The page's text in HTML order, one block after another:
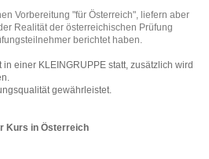
Vorbereitung "für Österreich", liefern aber
Realität der österreichischen Prüfung
berichtet haben.
einer KLEINGRUPPE statt, zusätzlich wird
gewährleistet.
Kurs in Österreich